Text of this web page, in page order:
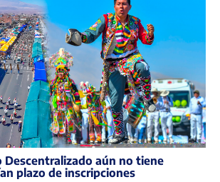
Descentralizado aún no tiene
plazo de inscripciones